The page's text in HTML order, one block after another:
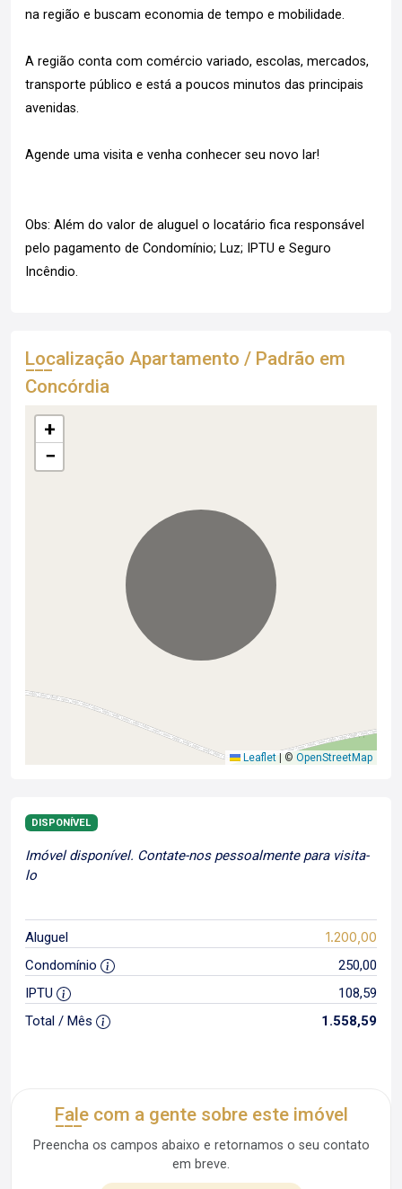
na região e buscam economia de tempo e mobilidade.
A região conta com comércio variado, escolas, mercados,
transporte público e está a poucos minutos das principais
avenidas.
Agende uma visita e venha conhecer seu novo lar!
Obs: Além do valor de aluguel o locatário fica responsável
pelo pagamento de Condomínio; Luz; IPTU e Seguro
Incêndio.
Localização Apartamento / Padrão em
Concórdia
+
−
Leaflet | © OpenStreetMap
DISPONÍVEL
Imóvel disponível. Contate-nos pessoalmente para visita-
lo
Aluguel 1.200,00
Condomínio
250,00
IPTU
108,59
Total / Mês
1.558,59
Fale com a gente sobre este imóvel
Preencha os campos abaixo e retornamos o seu contato
em breve.